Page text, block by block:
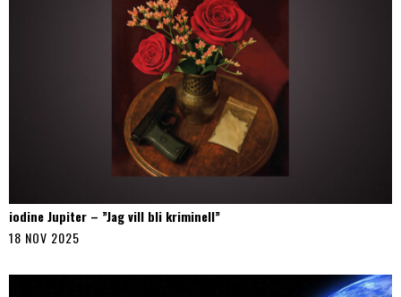
iodine Jupiter – ”Jag vill bli kriminell”
18 NOV 2025